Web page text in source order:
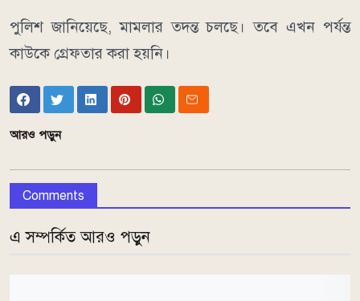
পুলিশ জানিয়েছে, মামলার তদন্ত চলছে। তবে এখন পর্যন্ত
কাউকে গ্রেফতার করা হয়নি।
আরও পড়ুন
Comments
এ সম্পর্কিত আরও পড়ুন